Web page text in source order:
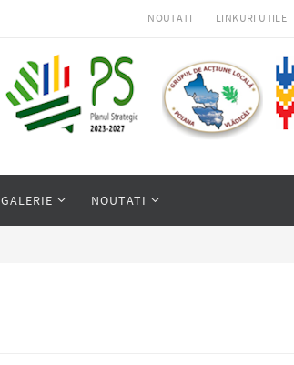
NOUTATI LINKURI UTILE
GALERIE NOUTATI